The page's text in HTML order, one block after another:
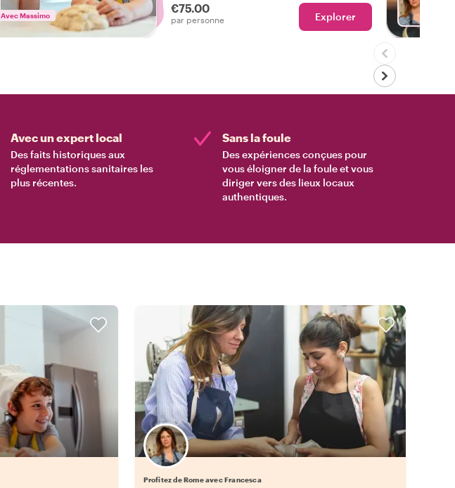
Avec Massimo
unique. Buon appetito !
€75.00
par personne Explorer
Avec un expert local
Des faits historiques aux
réglementations sanitaires les
plus récentes.
Sans la foule
Des expériences conçues pour
vous éloigner de la foule et vous
diriger vers des lieux locaux
authentiques.
Profitez de Rome avec Francesca